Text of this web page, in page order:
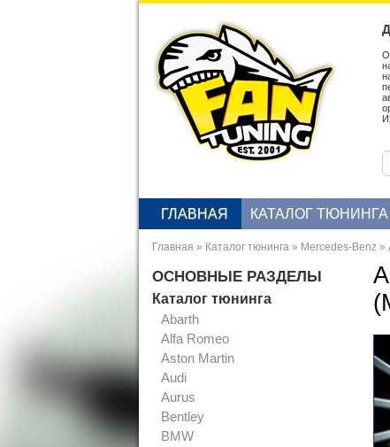
ГЛАВНАЯ КАТАЛОГ ТЮНИНГА
Главная » Каталог тюнинга » Mercedes-Benz »
ОСНОВНЫЕ РАЗДЕЛЫ
Каталог тюнинга
Abarth
Alfa Romeo
Aston Martin
Audi
Aurus
Bentley
BMW